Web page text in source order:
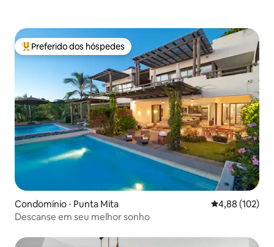
Entre os melhores preferidos dos hóspedes
Preferido dos hóspedes
Condomínio ⋅ Punta Mita 4,88 de uma
4,88 (102)
Descanse em seu melhor sonho